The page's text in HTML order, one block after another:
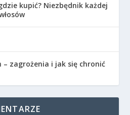
kupić? Niezbędnik każdej
zagrożenia i jak się chronić